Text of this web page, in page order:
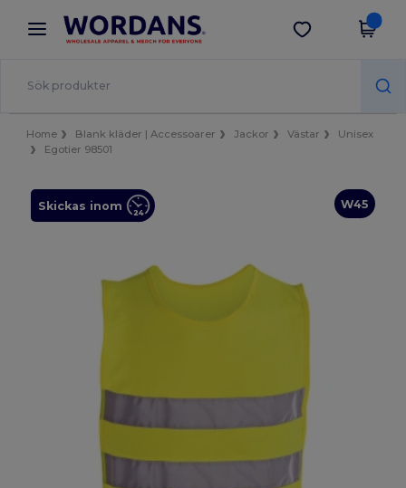
× Wordans-app
Bättre priser i appen!
Hämta app
Home Blank kläder | Accessoarer Jackor Västar
Unisex
Egotier 98501
W45
Skickas inom